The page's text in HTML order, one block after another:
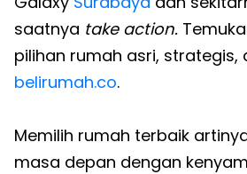
saatnya take action.
pilihan rumah asri, strategis,
belirumah.co.
Memilih rumah terbaik
masa depan dengan